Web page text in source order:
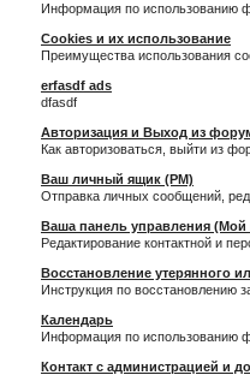
Информация по использованию
Cookies и их использование
Преимущества использования
erfasdf ads
dfasdf
Авторизация и Выход из
Как авторизоваться, выйти из
Ваш личный ящик (PM)
Отправка личных сообщений,
Ваша панель управления
Редактирование контактной и
Восстановление утерянного
Инструкция по восстановлению
Календарь
Информация по использованию
Контакт с администрацией и